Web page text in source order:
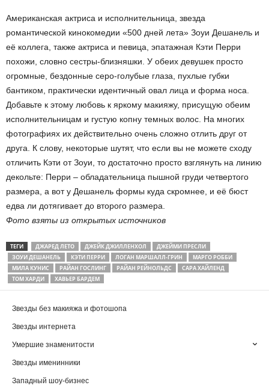
Американская актриса и исполнительница, звезда
романтической кинокомедии «500 дней лета» Зоуи Дешанель и
её коллега, также актриса и певица, эпатажная Кэти Перри
похожи, словно сестры-близняшки. У обеих девушек просто
огромные, бездонные серо-голубые глаза, пухлые губки
бантиком, практически идентичный овал лица и форма носа.
Добавьте к этому любовь к яркому макияжу, присущую обеим
исполнительницам и густую копну темных волос. На многих
фотографиях их действительно очень сложно отлить друг от
друга. К слову, некоторые шутят, что если вы не можете сходу
отличить Кэти от Зоуи, то достаточно просто взглянуть на линию
декольте: Перри – обладательница пышной груди четвертого
размера, а вот у Дешанель формы куда скромнее, и её бюст
едва ли дотягивает до второго размера.
Фото взяты из открытых источников
ТЕГИ ДЖАРЕД ЛЕТО ДЖЕЙК ДЖИЛЛЕНХОЛ
ДЖЕЙМИ ПРЕСЛИ
ЗОУИ ДЕШАНЕЛЬ
КЭТИ ПЕРРИ ЛОГАН МАРШАЛЛ-ГРИН
МАРГО РОББИ
МИЛА КУНИС
РАЙАН ГОСЛИНГ РАЙАН РЕЙНОЛЬДС
САРА ХАЙЛЕНД
ТОМ ХАРДИ
ХАВЬЕР БАРДЕМ
Звезды без макияжа и фотошопа
Звезды интернета
Умершие знаменитости
Звезды именинники
Западный шоу-бизнес